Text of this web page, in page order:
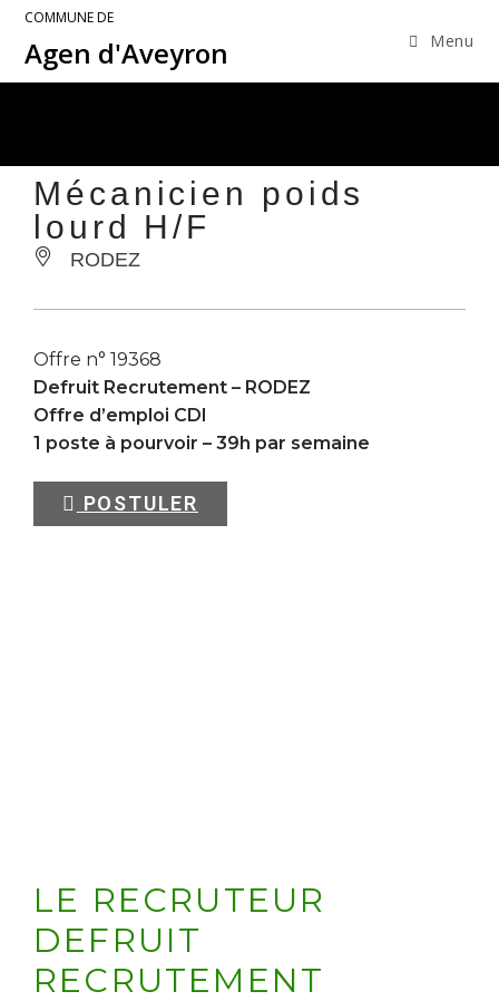
COMMUNE DE
Agen d'Aveyron Menu
Mécanicien poids
lourd H/F
RODEZ
Offre n° 19368
Defruit Recrutement – RODEZ
Offre d’emploi CDI
1 poste à pourvoir – 39h par semaine
POSTULER
LE RECRUTEUR
DEFRUIT
RECRUTEMENT